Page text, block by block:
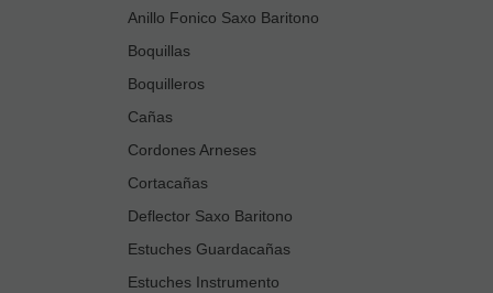
Anillo Fonico Saxo Baritono
Boquillas
Boquilleros
Cañas
Cordones Arneses
Cortacañas
Deflector Saxo Baritono
Estuches Guardacañas
Estuches Instrumento